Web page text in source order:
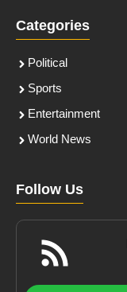
Categories
Political
Sports
Entertainment
World News
Follow Us